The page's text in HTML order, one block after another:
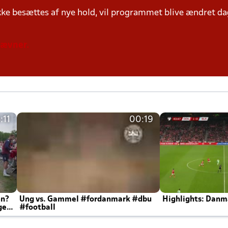
besættes af nye hold, vil programmet blive ændret
00:19
Ung vs. Gammel #fordanmark #dbu
#football
Highlights: